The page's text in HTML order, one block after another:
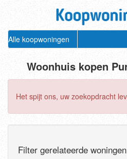
Alle koopwoningen
Woonhuis kopen
Het spijt ons, uw zoekopdracht
Filter gerelateerde